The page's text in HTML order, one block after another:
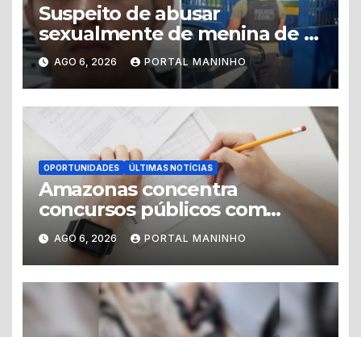
Suspeito de abusar
sexualmente de menina de 8
anos é preso no município de
Iranduba
AGO 6, 2026 PORTAL MANINHO
OPORTUNIDADES ÚLTIMAS NOTÍCIAS
Amazonas concentra
concursos públicos com
vagas abertas e editais
previstos no segundo
semestre
AGO 6, 2026 PORTAL MANINHO